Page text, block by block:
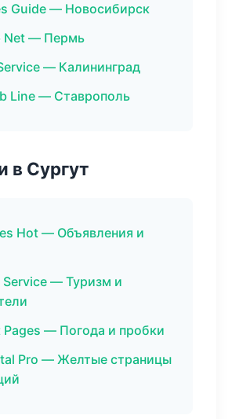
Guide — Новосибирск
Net — Пермь
— Калининград
Line — Ставрополь
в Сургут
Hot — Объявления и
Service — Туризм и
Pages — Погода и пробки
Pro — Желтые страницы